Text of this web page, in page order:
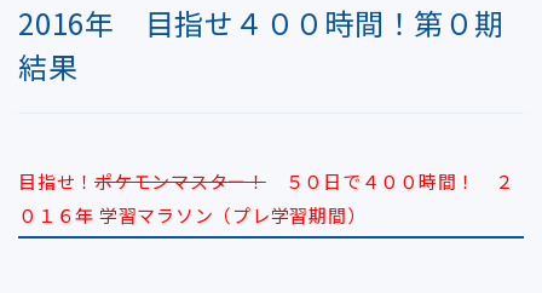
2016年 目指せ４００時間！第０期
結果
目指せ！ ポケモンマスター！５０日で４００時間！ ２
０１６年 学習マラソン（プレ学習期間）